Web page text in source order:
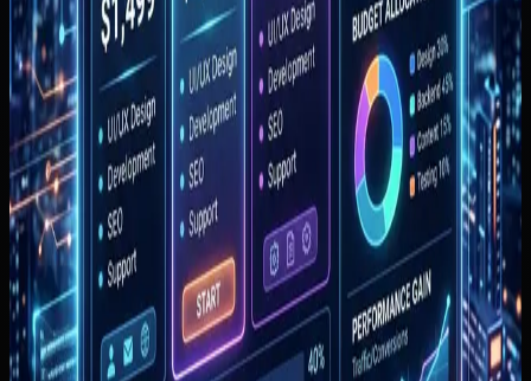
Terbit
Rabu, 4 Februari 2026
Diperbarui
8 Juli 2026
Lompat ke bagian penting
Masalah yang sering muncul
Ruang lingkup awal yang
realistis Cara implementasi yang lebih sehatKesalahan
yang sering bikin hasilnya mengecewakanKapan topik ini
benar-benar relevan